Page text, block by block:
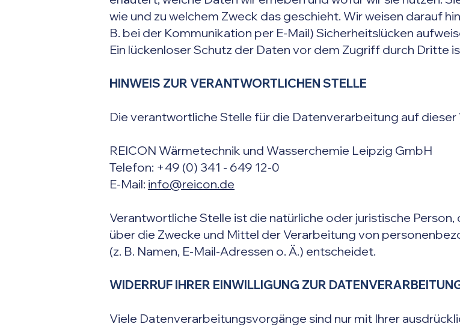
wie und zu welchem Zweck das geschieht. Wir weisen darauf
B. bei der Kommunikation per E-Mail) Sicherheitslücken
Ein lückenloser Schutz der Daten vor dem Zugriff durch Dritte
HINWEIS ZUR VERANTWORTLICHEN STELLE
Die verantwortliche Stelle für die Datenverarbeitung auf dieser
REICON Wärmetechnik und Wasserchemie Leipzig GmbH
Telefon: +49 (0) 341 - 649 12-0
E-Mail: info@reicon.de
Verantwortliche Stelle ist die natürliche oder juristische
über die Zwecke und Mittel der Verarbeitung von
(z. B. Namen, E-Mail-Adressen o. Ä.) entscheidet.
WIDERRUF IHRER EINWILLIGUNG ZUR
Viele Datenverarbeitungsvorgänge sind nur mit Ihrer